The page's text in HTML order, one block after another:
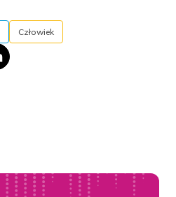
Człowiek